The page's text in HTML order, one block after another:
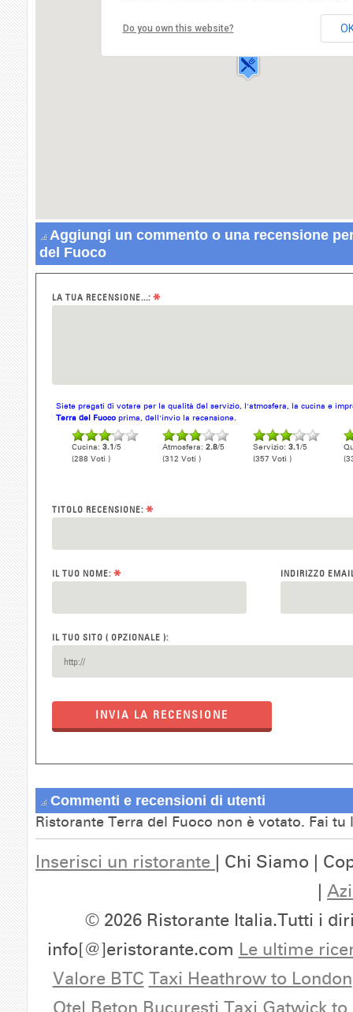
Ristorante Terra del Fuoco
Via Provinciale Panza,
80075 FORIO
Do you own this website?
Aggiungi un commento o una recensione
del Fuoco
LA TUA RECENSIONE...: *
Siete pregati di votare per la qualità del servizio, l'atmosfera, la cucina e
Terra del Fuoco prima, dell'invio la recensione.
Cucina: 3.1/5
(288 Voti )
Atmosfera: 2.8/5
(312 Voti )
Servizio: 3.1/5
(357 Voti )
TITOLO RECENSIONE: *
IL TUO NOME: * INDIRIZZO
IL TUO SITO ( OPZIONALE ):
INVIA LA RECENSIONE
Commenti e recensioni di utenti
Ristorante Terra del Fuoco non è votato. Fai
Inserisci un ristorante | Chi Siamo |
|
© 2026 Ristorante Italia.Tutti i
info[@]eristorante.com Le ultime
Valore BTC Taxi Heathrow to London
Otel Beton Bucuresti Taxi Gatwick to